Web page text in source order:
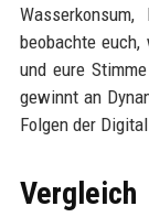
beobachte
und eure
gewinnt an
Folgen der